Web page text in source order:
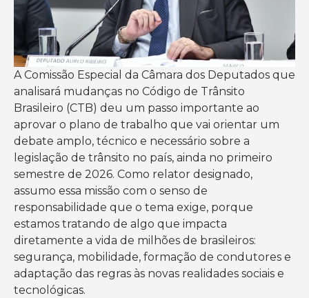
A Comissão Especial da Câmara dos Deputados que
analisará mudanças no Código de Trânsito
Brasileiro (CTB) deu um passo importante ao
aprovar o plano de trabalho que vai orientar um
debate amplo, técnico e necessário sobre a
legislação de trânsito no país, ainda no primeiro
semestre de 2026. Como relator designado,
assumo essa missão com o senso de
responsabilidade que o tema exige, porque
estamos tratando de algo que impacta
diretamente a vida de milhões de brasileiros:
segurança, mobilidade, formação de condutores e
adaptação das regras às novas realidades sociais e
tecnológicas.